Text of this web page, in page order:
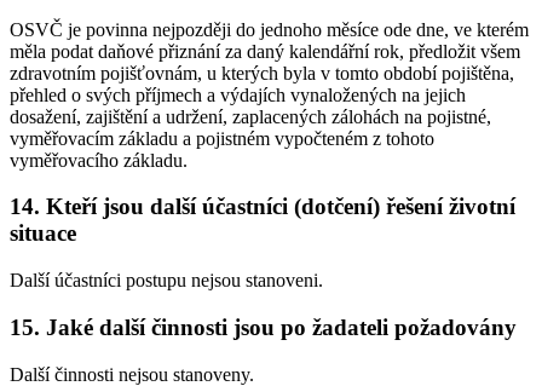
OSVČ je povinna nejpozději do jednoho měsíce ode dne, ve kterém
měla podat daňové přiznání za daný kalendářní rok, předložit všem
zdravotním pojišťovnám, u kterých byla v tomto období pojištěna,
přehled o svých příjmech a výdajích vynaložených na jejich
dosažení, zajištění a udržení, zaplacených zálohách na pojistné,
vyměřovacím základu a pojistném vypočteném z tohoto
vyměřovacího základu.
14. Kteří jsou další účastníci (dotčení) řešení životní
situace
Další účastníci postupu nejsou stanoveni.
15. Jaké další činnosti jsou po žadateli požadovány
Další činnosti nejsou stanoveny.